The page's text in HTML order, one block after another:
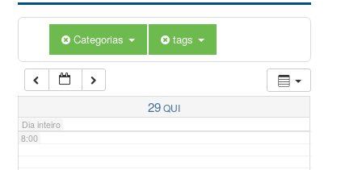
Categorias tags
29QUI
Dia inteiro
7:00
8:00